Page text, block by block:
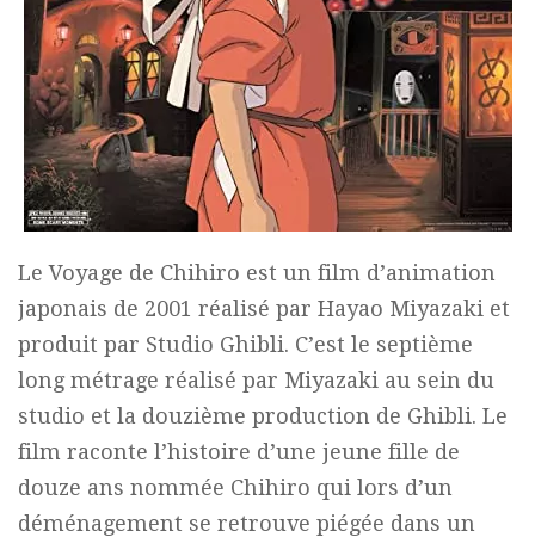
Le Voyage de Chihiro est un film d’animation
japonais de 2001 réalisé par Hayao Miyazaki et
produit par Studio Ghibli. C’est le septième
long métrage réalisé par Miyazaki au sein du
studio et la douzième production de Ghibli. Le
film raconte l’histoire d’une jeune fille de
douze ans nommée Chihiro qui lors d’un
déménagement se retrouve piégée dans un